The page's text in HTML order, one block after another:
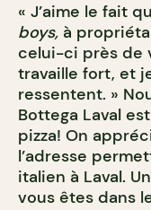
« J’aime le fait
boys, à
celui-ci près de
travaille fort, et
ressentent. »
Bottega Laval
pizza! On
l’adresse
italien à Laval.
vous êtes dans